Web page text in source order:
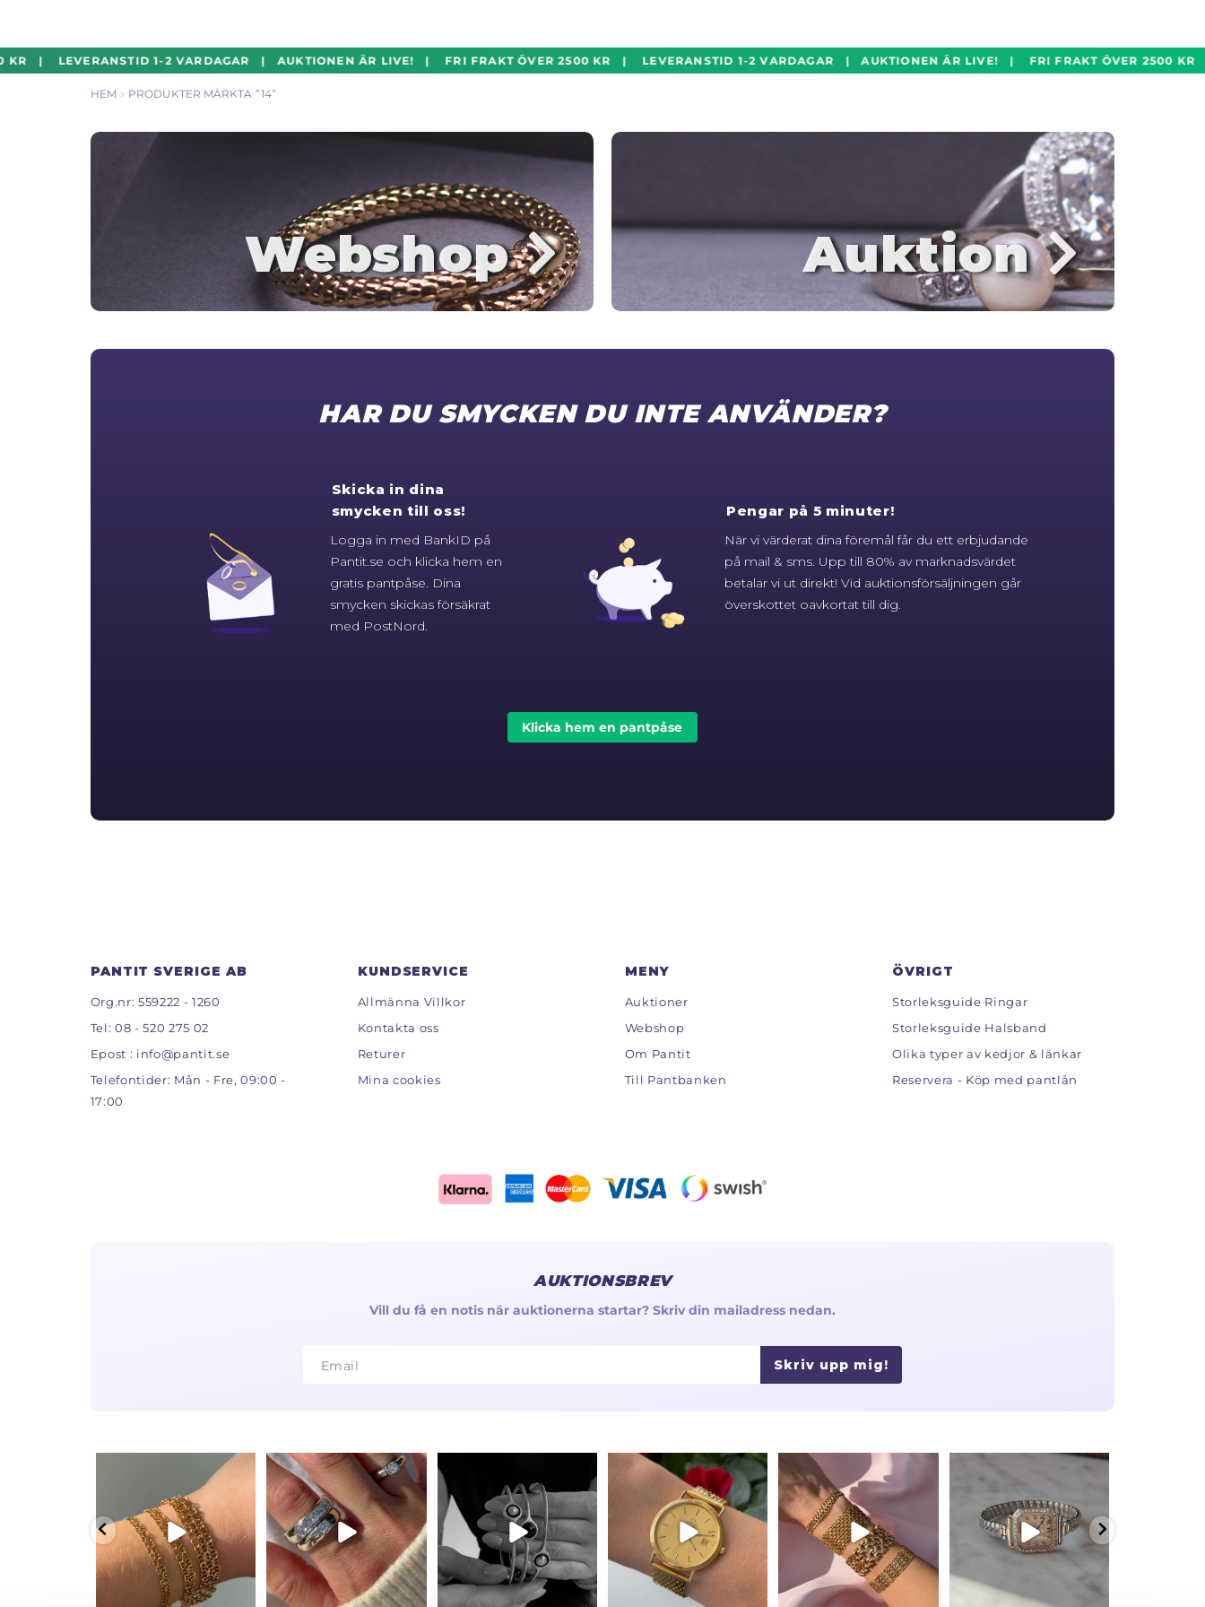
Hoppa
till
navigering
Hoppa
till
innehåll
| LEVERANSTID 1-2 VARDAGAR | AUKTIONEN ÄR LIVE! | FRI FRAKT ÖVER 2500 KR | LEVERANSTID 1-2 VARDAGAR | AUKTIONEN ÄR LIVE! | FRI FRAKT ÖVER
HEM PRODUKTER MÄRKTA ”14”
Webshop Auktion
HAR DU SMYCKEN DU INTE ANVÄNDER?
Skicka in dina
smycken till oss!
Logga in med BankID på
Pantit.se och klicka hem en
gratis pantpåse. Dina
smycken skickas försäkrat
med PostNord.
Pengar på 5 minuter!
När vi värderat dina föremål får du ett erbjudande
på mail & sms. Upp till 80% av marknadsvärdet
betalar vi ut direkt! Vid auktionsförsäljningen går
överskottet oavkortat till dig.
Klicka hem en pantpåse
PANTIT SVERIGE AB
Org.nr: 559222 - 1260
Tel:08 - 520 275 02
Epost : info@pantit.se
Telefontider: Mån - Fre, 09:00 -
17:00
KUNDSERVICE
Allmänna Villkor
Kontakta oss
Returer
Mina cookies
MENY
Auktioner
Webshop
Om Pantit
Till Pantbanken
ÖVRIGT
Storleksguide Ringar
Storleksguide Halsband
Olika typer av kedjor & länkar
Reservera - Köp med pantlån
AUKTIONSBREV
Vill du få en notis när auktionerna startar? Skriv din mailadress nedan.
Email
Email Skriv upp mig!